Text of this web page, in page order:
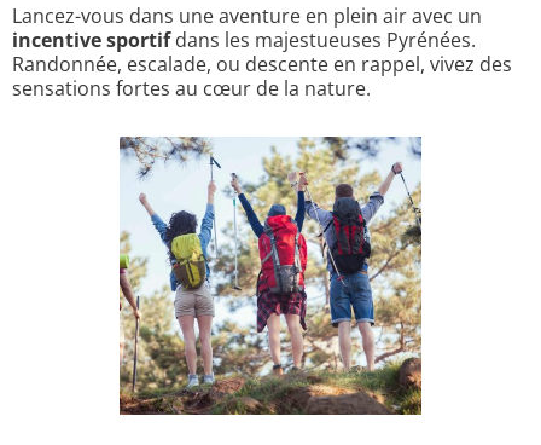
Lancez-vous dans une aventure en plein air avec un
incentive sportifdans les majestueuses Pyrénées.
Randonnée, escalade, ou descente en rappel, vivez des
sensations fortes au cœur de la nature.